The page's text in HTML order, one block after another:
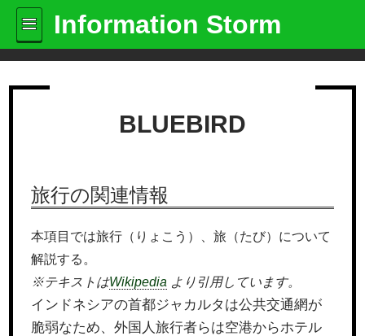
Information Storm
BLUEBIRD
旅行の関連情報
本項目では旅行（りょこう）、旅（たび）について
解説する。
※テキストはWikipedia より引用しています。
インドネシアの首都ジャカルタは公共交通網が
脆弱なため、外国人旅行者らは空港からホテル